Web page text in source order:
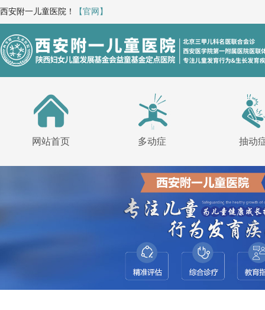
西安附一儿童医院！ 【官网】
网站首页 多动症 抽动